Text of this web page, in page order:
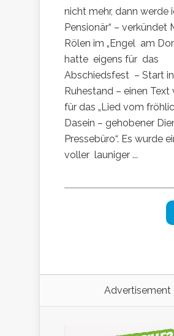
nicht mehr, dann werde
Pensionär“ – verkündet
Rölen im „Engel am
hatte eigens für das
Abschiedsfest – Start
Ruhestand – einen Text
für das „Lied vom
Dasein – gehobener
Pressebüro“. Es wurde
voller launiger ...
Advertisement